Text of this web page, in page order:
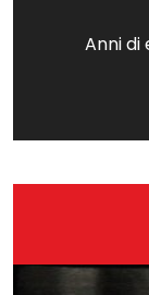
Anni di